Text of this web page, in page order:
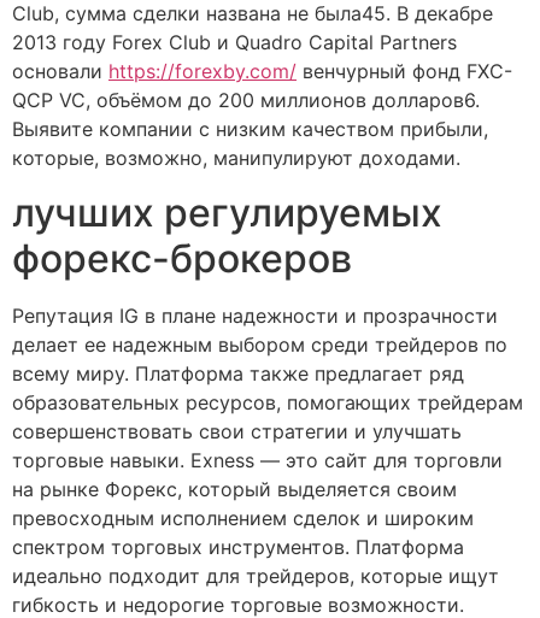
Club, сумма сделки названа не была45. В декабре
2013 году Forex Club и Quadro Capital Partners
основали https://forexby.com/ венчурный фонд FXC-
QCP VC, объёмом до 200 миллионов долларов6.
Выявите компании с низким качеством прибыли,
которые, возможно, манипулируют доходами.
лучших регулируемых
форекс-брокеров
Репутация IG в плане надежности и прозрачности
делает ее надежным выбором среди трейдеров по
всему миру. Платформа также предлагает ряд
образовательных ресурсов, помогающих трейдерам
совершенствовать свои стратегии и улучшать
торговые навыки. Exness — это сайт для торговли
на рынке Форекс, который выделяется своим
превосходным исполнением сделок и широким
спектром торговых инструментов. Платформа
идеально подходит для трейдеров, которые ищут
гибкость и недорогие торговые возможности.